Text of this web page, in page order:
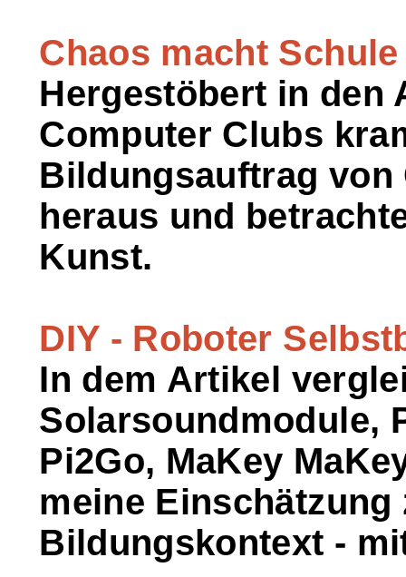
Chaos macht
Hergestöbert in den
Computer Clubs
Bildungsauftrag von
heraus und
Kunst.
DIY - Roboter
In dem Artikel
Solarsoundmodule,
Pi2Go, MaKey
meine
Bildungskontext -